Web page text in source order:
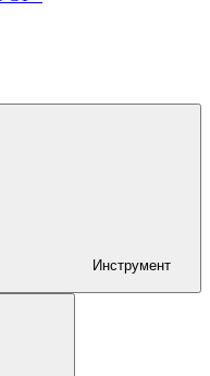
Инструмент